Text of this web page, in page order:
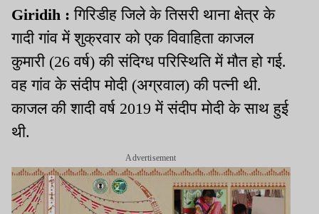
Giridih : गिरिडीह जिले के तिसरी थाना क्षेत्र के
गादी गांव में शुक्रवार को एक विवाहिता काजल
कुमारी (26 वर्ष) की संदिग्ध परिस्थिति में मौत हो गई.
वह गांव के संदीप मोदी (अग्रवाल) की पत्नी थी.
काजल की शादी वर्ष 2019 में संदीप मोदी के साथ हुई
थी.
Advertisement